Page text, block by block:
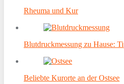
Rheuma und Kur
Blutdruckmessung zu Hause:
Beliebte Kurorte an der Ostsee